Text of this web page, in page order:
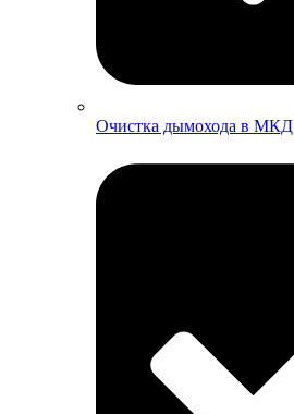
Очистка дымохода в МКД